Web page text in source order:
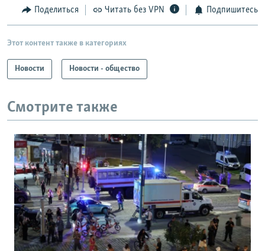
Поделиться Читать без VPN Подпишитесь
Этот контент также в категориях
Новости Новости - общество
Смотрите также